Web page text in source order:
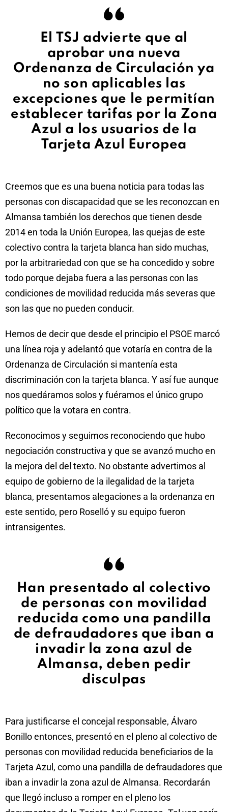
El TSJ advierte que al
aprobar una nueva
Ordenanza de Circulación ya
no son aplicables las
excepciones que le permitían
establecer tarifas por la Zona
Azul a los usuarios de la
Tarjeta Azul Europea
Creemos que es una buena noticia para todas las
personas con discapacidad que se les reconozcan en
Almansa también los derechos que tienen desde
2014 en toda la Unión Europea, las quejas de este
colectivo contra la tarjeta blanca han sido muchas,
por la arbitrariedad con que se ha concedido y sobre
todo porque dejaba fuera a las personas con las
condiciones de movilidad reducida más severas que
son las que no pueden conducir.
Hemos de decir que desde el principio el PSOE marcó
una línea roja y adelantó que votaría en contra de la
Ordenanza de Circulación si mantenía esta
discriminación con la tarjeta blanca. Y así fue aunque
nos quedáramos solos y fuéramos el único grupo
político que la votara en contra.
Reconocimos y seguimos reconociendo que hubo
negociación constructiva y que se avanzó mucho en
la mejora del del texto. No obstante advertimos al
equipo de gobierno de la ilegalidad de la tarjeta
blanca, presentamos alegaciones a la ordenanza en
este sentido, pero Roselló y su equipo fueron
intransigentes.
Han presentado al colectivo
de personas con movilidad
reducida como una pandilla
de defraudadores que iban a
invadir la zona azul de
Almansa, deben pedir
disculpas
Para justificarse el concejal responsable, Álvaro
Bonillo entonces, presentó en el pleno al colectivo de
personas con movilidad reducida beneficiarios de la
Tarjeta Azul, como una pandilla de defraudadores que
iban a invadir la zona azul de Almansa. Recordarán
que llegó incluso a romper en el pleno los